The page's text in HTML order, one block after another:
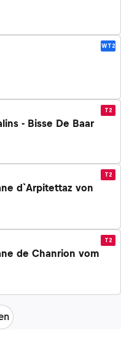
WT2
T2
- Bisse De Baar
T2
d`Arpitettaz von
T2
de Chanrion vom